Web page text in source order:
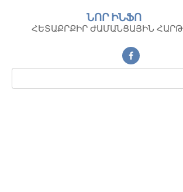
контенту
ՆՈՐ ԻՆՖՈ
ՀԵՏԱՔՐՔԻՐ ԺԱՄԱՆՑԱՅԻՆ
Поиск: